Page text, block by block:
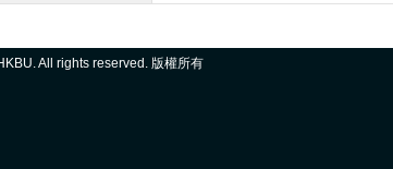
All rights reserved. 版權所有